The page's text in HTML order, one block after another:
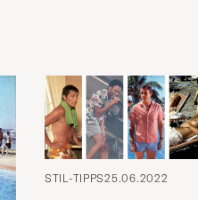
STIL-TIPPS25.06.2022